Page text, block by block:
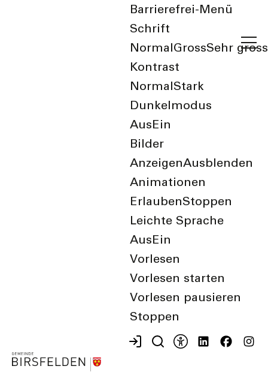
Barrierefrei-Menü
Schrift
Normal GrossSehr gross
Kontrast
Normal Stark
Dunkelmodus
Aus Ein
Bilder
AnzeigenAusblenden
Animationen
ErlaubenStoppen
Leichte Sprache
Aus Ein
Vorlesen
Vorlesen starten
Vorlesen pausieren
Stoppen
zurück zur Übersicht
Cantus-Chor Bruder
Klaus Birsfelden
Mitgestaltung der Gottesdienste
durch